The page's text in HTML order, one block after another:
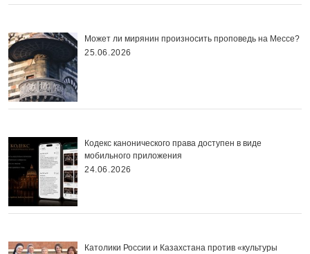
Может ли мирянин произносить проповедь на Мессе?
25.06.2026
Кодекс канонического права доступен в виде
мобильного приложения
24.06.2026
Католики России и Казахстана против «культуры